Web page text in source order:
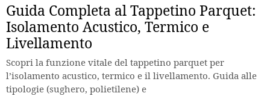
Guida Completa al Tappetino Parquet:
Isolamento Acustico, Termico e
Livellamento
Scopri la funzione vitale del tappetino parquet per
l’isolamento acustico, termico e il livellamento. Guida alle
tipologie (sughero, polietilene) e